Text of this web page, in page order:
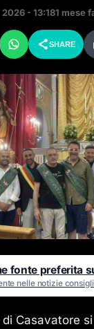
- 13:181 mese
SHARE
fonte preferita
nelle notizie
Casavatore